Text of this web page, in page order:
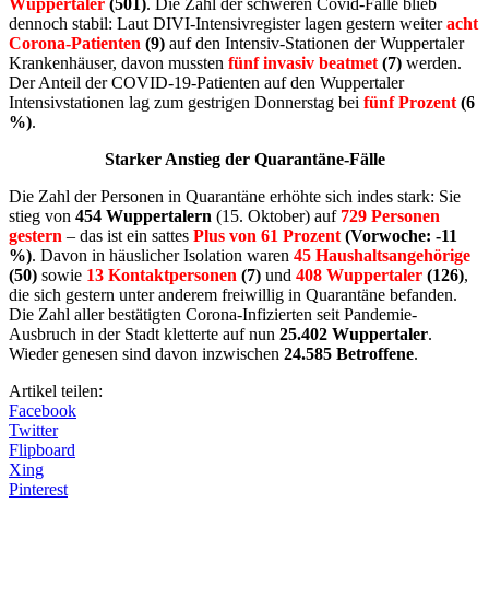
dennoch stabil: Laut DIVI-Intensivregister lagen gestern weiteracht
Corona-Patienten (9) auf den Intensiv-Stationen der Wuppertaler
Krankenhäuser, davon mussten fünf invasiv beatmet (7) werden.
Der Anteil der COVID‑19-Patienten auf den Wuppertaler
Intensivstationen lag zum gestrigen Donnerstag bei fünf Prozent (6
%).
Starker Anstieg der Quarantäne-Fälle
Die Zahl der Personen in Quarantäne erhöhte sich indes stark: Sie
stieg von 454 Wuppertalern (15. Oktober) auf 729 Personen
gestern – das ist ein sattes Plus von 61 Prozent (Vorwoche: -11
%). Davon in häuslicher Isolation waren 45 Haushaltsangehörige
(50) sowie 13 Kontaktpersonen (7) und 408 Wuppertaler (126),
die sich gestern unter anderem freiwillig in Quarantäne befanden.
Die Zahl aller bestätigten Corona-Infizierten seit Pandemie-
Ausbruch in der Stadt kletterte auf nun 25.402 Wuppertaler.
Wieder genesen sind davon inzwischen 24.585 Betroffene.
Artikel teilen:
Facebook
Twitter
Flipboard
Xing
Pinterest